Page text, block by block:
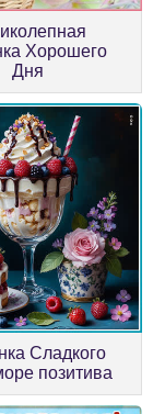
Хорошего
Дня
Сладкого
позитива